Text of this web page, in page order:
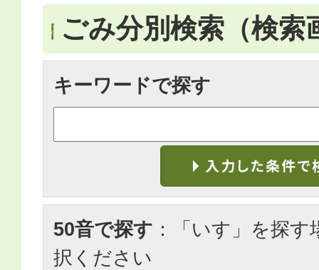
ごみ分別検索 （検
キーワードで探す
50音で探す ：「いす」を探
択ください